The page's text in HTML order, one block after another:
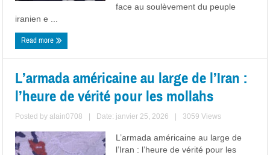
face au soulèvement du peuple
iranien e ...
Read more
L’armada américaine au large de l’Iran :
l’heure de vérité pour les mollahs
Posted byalain0708 Date: janvier 25, 2026 3059 Views
L’armada américaine au large de
l’Iran : l’heure de vérité pour les